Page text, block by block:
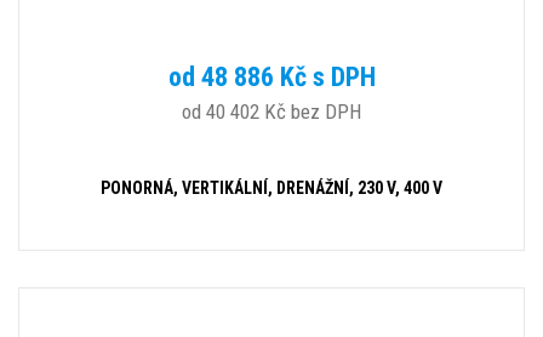
od 48 886 Kč s DPH
od 40 402 Kč bez DPH
PONORNÁ, VERTIKÁLNÍ, DRENÁŽNÍ, 230 V, 400 V